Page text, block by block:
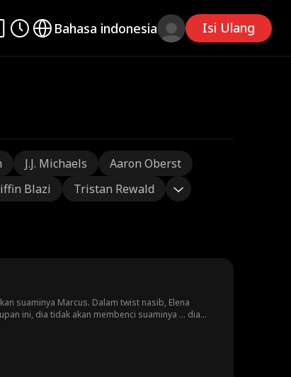
Bahasa indonesia Isi Ulang
J.J. Michaels
Aaron Oberst
Blazi Tristan Rewald
suaminya Marcus. Dalam twist nasib, Elena
ini, dia tidak akan membenci suaminya ... dia